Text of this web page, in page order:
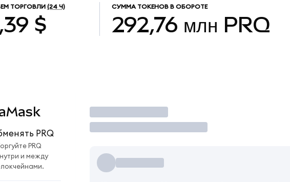
ТОРГОВЛИ (24 Ч)
$
СУММА ТОКЕНОВ В ОБОРОТЕ
292,76 млн PRQ
PRQ
Торгуйте PRQ
и между
Торговать